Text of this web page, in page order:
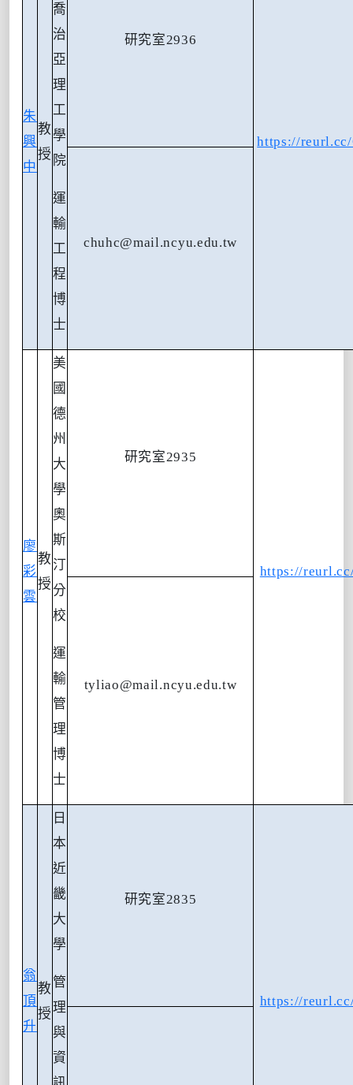
朱
興
中
教
授
喬
治
亞
理
工
學
院
運
輸
工
程
博
士
研究室2936
https://
chuhc@mail.ncyu.edu.tw
廖
彩
雲
教
授
美
國
德
州
大
學
奧
斯
汀
分
校
運
輸
管
理
博
士
研究室2935
https://
tyliao@mail.ncyu.edu.tw
翁
頂
升
教
授
日
本
近
畿
大
學
管
理
與
資
研究室2835
https://